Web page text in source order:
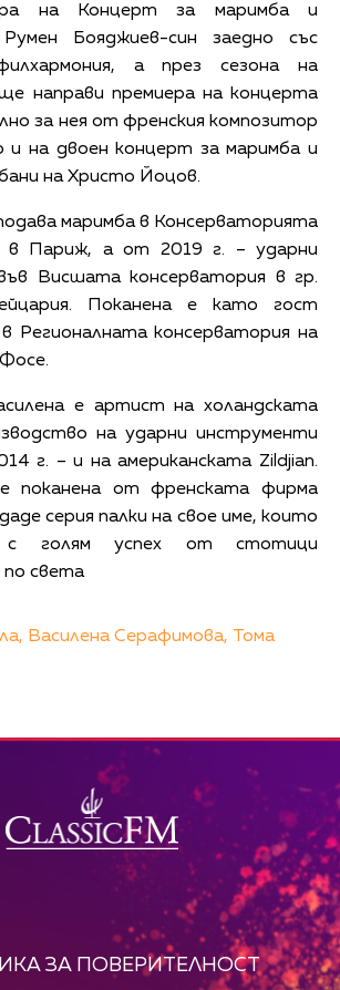
на Концерт за маримба и
Бояджиев-син заедно със
а през сезона на
направи премиера на концерта
за нея от френския композитор
и на двоен концерт за маримба и
на Христо Йоцов.
маримба в Консерваторията
в Париж, а от 2019 г. – ударни
Висшата консерватория в гр.
Поканена е като гост
Регионалната консерватория на
е артист на холандската
на ударни инструменти
г. – и на американската Zildjian.
поканена от френската фирма
серия палки на свое име, които
с голям успех от стотици
по света
Василена Серафимова, Тома
ЗА ПОВЕРИТЕЛНОСТ